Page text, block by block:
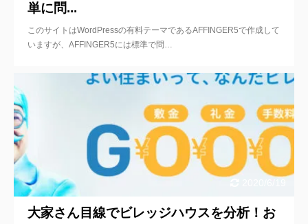
単に問...
このサイトはWordPressの有料テーマであるAFFINGER5で作成して
いますが、AFFINGER5には標準で問…
大家さん目線でビレッジハウスを分析！お